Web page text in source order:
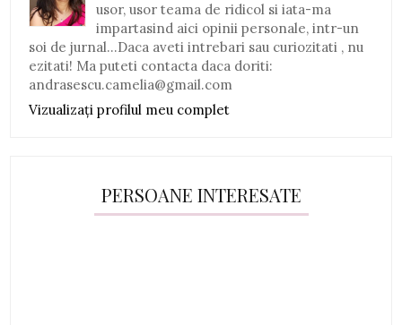
usor, usor teama de ridicol si iata-ma
impartasind aici opinii personale, intr-un
soi de jurnal...Daca aveti intrebari sau curiozitati , nu
ezitati! Ma puteti contacta daca doriti:
andrasescu.camelia@gmail.com
Vizualizați profilul meu complet
PERSOANE INTERESATE